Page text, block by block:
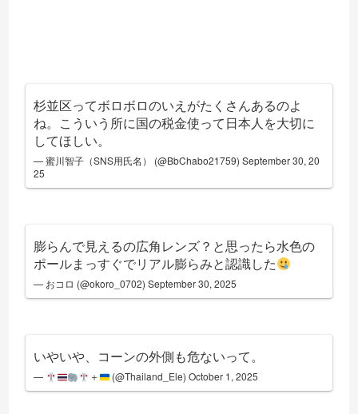
杉並区ってボロボロのいえがたくさんあるのよ
ね。こういう所に国の税金使って日本人を大切に
してほしい。
— 蜜川智子（SNS用氏名） (@BbChabo21759)September 30, 20
25
膨らんで見えるの広角レンズ？と思ったら水色の
ポールまっすぐでリアル膨らみと認識した
— おコロ (@okoro_0702)September 30, 2025
いやいや、コーンの外側も危ないって。
— ＋ (@Thailand_Ele)October 1, 2025